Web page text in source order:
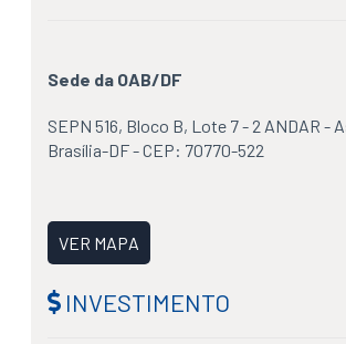
Sede da OAB/DF
SEPN 516, Bloco B, Lote 7 - 2 ANDAR -
Brasília-DF - CEP: 70770-522
VER MAPA
INVESTIMENTO